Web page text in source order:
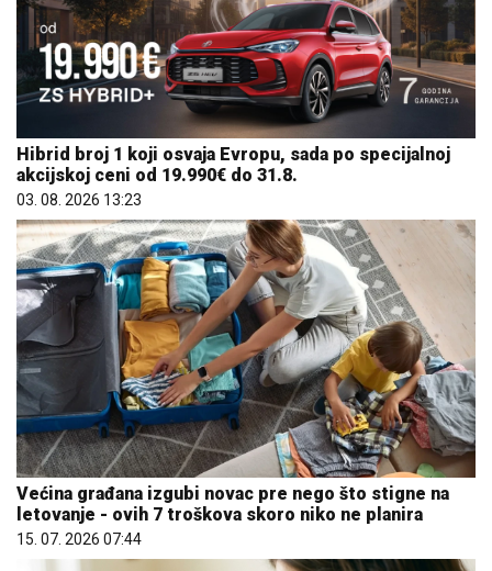
Hibrid broj 1 koji osvaja Evropu, sada po specijalnoj
akcijskoj ceni od 19.990€ do 31.8.
03. 08. 2026 13:23
Većina građana izgubi novac pre nego što stigne na
letovanje - ovih 7 troškova skoro niko ne planira
15. 07. 2026 07:44